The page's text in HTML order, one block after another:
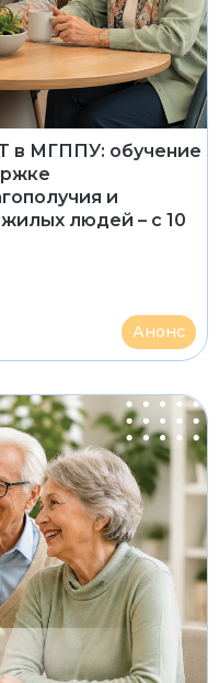
в МГППУ: обучение
и
людей – с 10
Анонс